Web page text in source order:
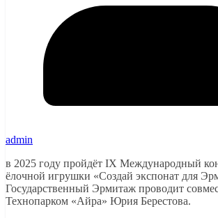
admin
в 2025 году пройдёт IX Международный
ёлочной игрушки «Создай экспонат для
Государственный Эрмитаж проводит
Технопарком «Айра» Юрия Берестова.